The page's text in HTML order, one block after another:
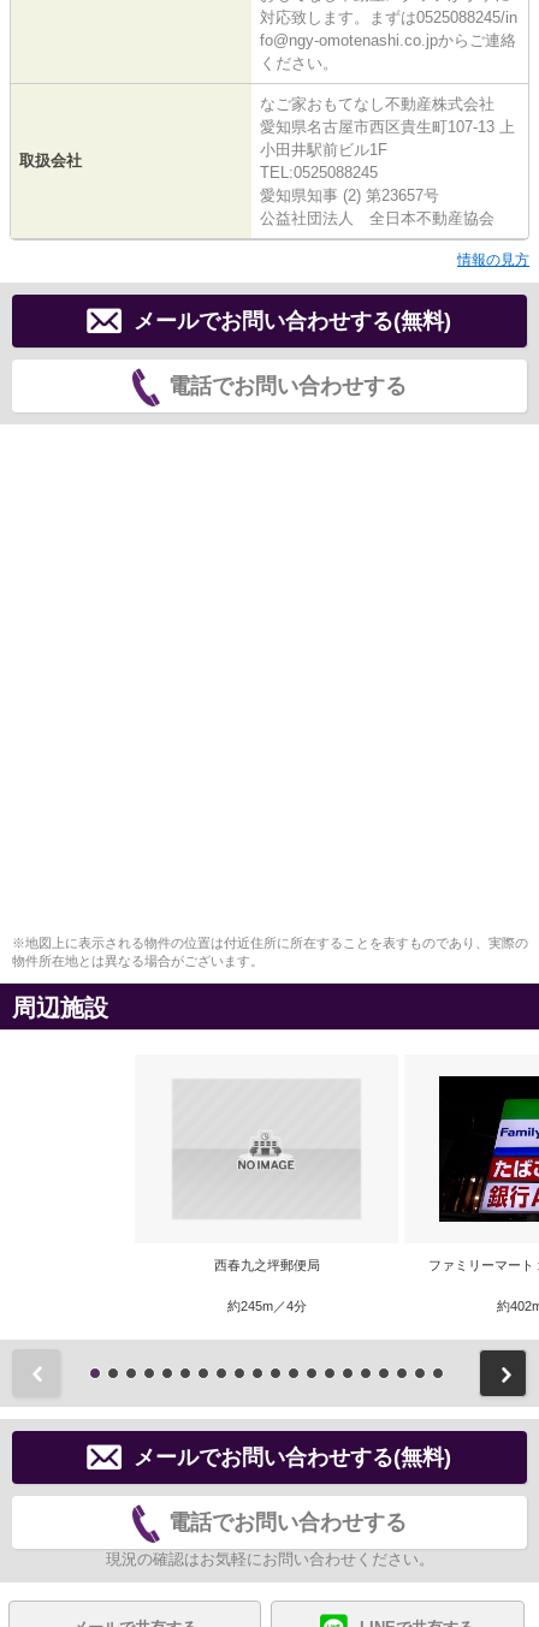
対応致します。まずは0525088245/in
fo@ngy-omotenashi.co.jpからご連絡
ください。
取扱会社
なご家おもてなし不動産株式会社
愛知県名古屋市西区貴生町107-13 上
小田井駅前ビル1F
TEL:0525088245
愛知県知事 (2) 第23657号
公益社団法人 全日本不動産協会
情報の見方
メールでお問い合わせする(無料)
電話でお問い合わせする
※地図上に表示される物件の位置は付近住所に所在することを表すものであり、実際の
物件所在地とは異なる場合がございます。
周辺施設
西春九之坪郵便局
約245m／4分
ファミリーマー
約
メールでお問い合わせする(無料)
電話でお問い合わせする
現況の確認はお気軽にお問い合わせください。